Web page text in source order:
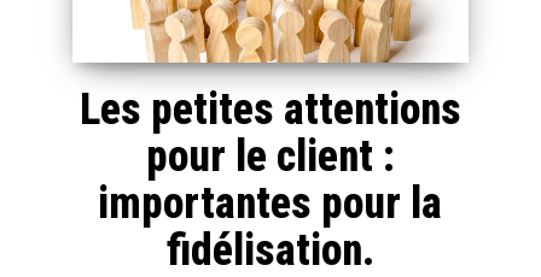
Les petites attentions
pour le client :
importantes pour la
fidélisation.